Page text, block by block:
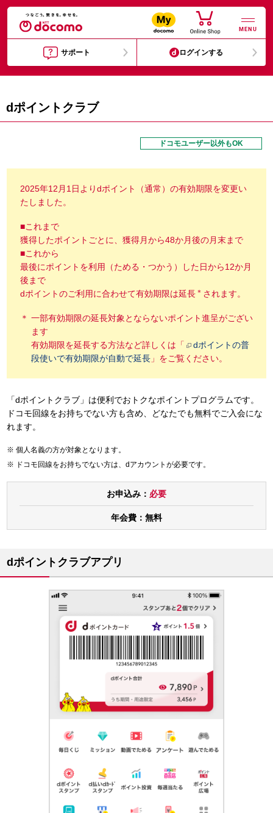
MENU
サポート ログインする
dポイントクラブ
ドコモユーザー以外もOK
2025年12月1日よりdポイント（通常）の有効期限を変更い
たしました。
■これまで
獲得したポイントごとに、獲得月から48か月後の月末まで
■これから
最後にポイントを利用（ためる・つかう）した日から12か月
後まで
dポイントのご利用に合わせて有効期限は延長 ＊ されます。
一部有効期限の延長対象とならないポイント進呈がござい
ます
有効期限を延長する方法など詳しくは「
dポイントの普
段使いで有効期限が自動で延長」をご覧ください。
「dポイントクラブ」は便利でおトクなポイントプログラムです。
ドコモ回線をお持ちでない方も含め、どなたでも無料でご入会にな
れます。
個人名義の方が対象となります。
ドコモ回線をお持ちでない方は、dアカウントが必要です。
お申込み： 必要
年会費： 無料
dポイントクラブアプリ